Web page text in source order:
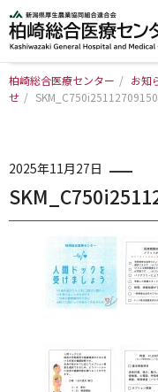
トップページ
診療科・部門の
アクセス
外来のご案内
入院のご案内
柏崎総合医療センター / お知
せ / SKM_C750i25112709150
2025年11月27日